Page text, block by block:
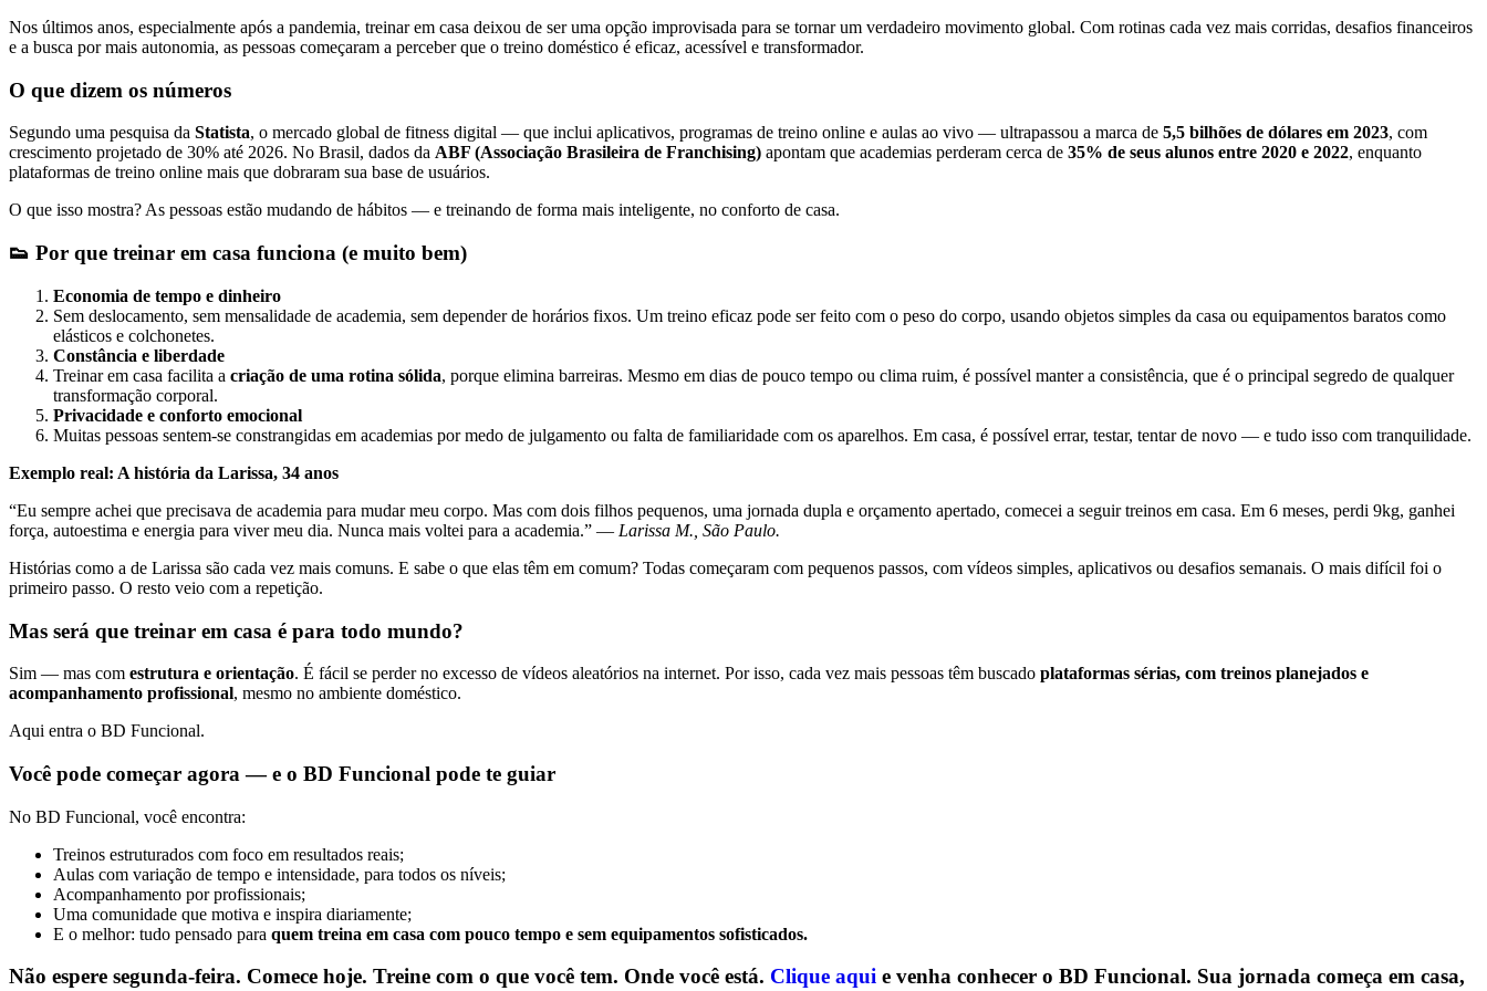
Nos últimos anos, especialmente após a pandemia, treinar em casa deixou de ser uma opção improvisada para se tornar um verdadeiro movimento global. Com rotinas cada vez mais corridas, desafios financeiros
e a busca por mais autonomia, as pessoas começaram a perceber que o treino doméstico é eficaz, acessível e transformador.
O que dizem os números
Segundo uma pesquisa da Statista, o mercado global de fitness digital — que inclui aplicativos, programas de treino online e aulas ao vivo — ultrapassou a marca de 5,5 bilhões de dólares em 2023, com
crescimento projetado de 30% até 2026. No Brasil, dados da ABF (Associação Brasileira de Franchising) apontam que academias perderam cerca de 35% de seus alunos entre 2020 e 2022, enquanto
plataformas de treino online mais que dobraram sua base de usuários.
O que isso mostra? As pessoas estão mudando de hábitos — e treinando de forma mais inteligente, no conforto de casa.
👟 Por que treinar em casa funciona (e muito bem)
Economia de tempo e dinheiro
Sem deslocamento, sem mensalidade de academia, sem depender de horários fixos. Um treino eficaz pode ser feito com o peso do corpo, usando objetos simples da casa ou equipamentos baratos como
elásticos e colchonetes.
Constância e liberdade
Treinar em casa facilita a criação de uma rotina sólida, porque elimina barreiras. Mesmo em dias de pouco tempo ou clima ruim, é possível manter a consistência, que é o principal segredo de qualquer
transformação corporal.
Privacidade e conforto emocional
Muitas pessoas sentem-se constrangidas em academias por medo de julgamento ou falta de familiaridade com os aparelhos. Em casa, é possível errar, testar, tentar de novo — e tudo isso com tranquilidade.
Exemplo real: A história da Larissa, 34 anos
“Eu sempre achei que precisava de academia para mudar meu corpo. Mas com dois filhos pequenos, uma jornada dupla e orçamento apertado, comecei a seguir treinos em casa. Em 6 meses, perdi 9kg, ganhei
força, autoestima e energia para viver meu dia. Nunca mais voltei para a academia.” — Larissa M., São Paulo.
Histórias como a de Larissa são cada vez mais comuns. E sabe o que elas têm em comum? Todas começaram com pequenos passos, com vídeos simples, aplicativos ou desafios semanais. O mais difícil foi o
primeiro passo. O resto veio com a repetição.
Mas será que treinar em casa é para todo mundo?
Sim — mas com estrutura e orientação. É fácil se perder no excesso de vídeos aleatórios na internet. Por isso, cada vez mais pessoas têm buscado plataformas sérias, com treinos planejados e
acompanhamento profissional, mesmo no ambiente doméstico.
Aqui entra o BD Funcional.
Você pode começar agora — e o BD Funcional pode te guiar
No BD Funcional, você encontra:
Treinos estruturados com foco em resultados reais;
Aulas com variação de tempo e intensidade, para todos os níveis;
Acompanhamento por profissionais;
Uma comunidade que motiva e inspira diariamente;
E o melhor: tudo pensado para quem treina em casa com pouco tempo e sem equipamentos sofisticados.
Não espere segunda-feira. Comece hoje. Treine com o que você tem. Onde você está. Clique aqui e venha conhecer o BD Funcional. Sua jornada começa em casa,